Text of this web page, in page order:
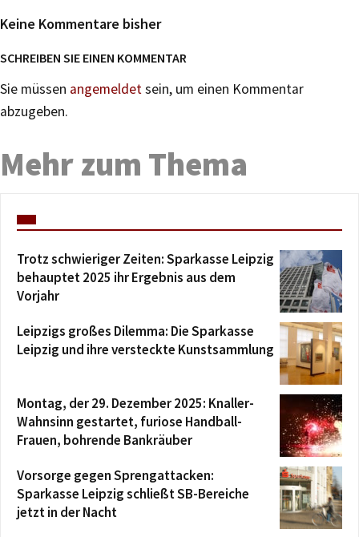
Keine Kommentare bisher
SCHREIBEN SIE EINEN KOMMENTAR
Sie müssen angemeldetsein, um einen Kommentar
abzugeben.
Mehr zum Thema
Trotz schwieriger Zeiten: Sparkasse Leipzig
behauptet 2025 ihr Ergebnis aus dem
Vorjahr
Leipzigs großes Dilemma: Die Sparkasse
Leipzig und ihre versteckte Kunstsammlung
Montag, der 29. Dezember 2025: Knaller-
Wahnsinn gestartet, furiose Handball-
Frauen, bohrende Bankräuber
Vorsorge gegen Sprengattacken:
Sparkasse Leipzig schließt SB-Bereiche
jetzt in der Nacht